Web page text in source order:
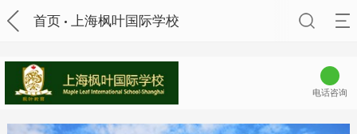
首页 上海枫叶国际学校
电话咨询